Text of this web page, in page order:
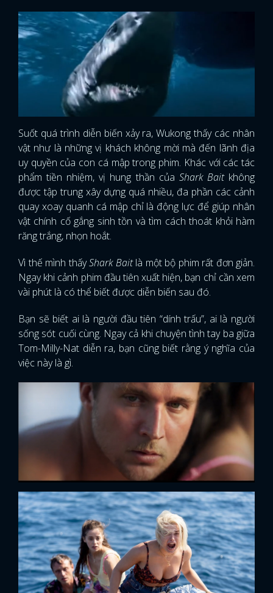
Suốt quá trình diễn biến xảy ra, Wukong thấy các nhân
vật như là những vị khách không mời mà đến lãnh địa
uy quyền của con cá mập trong phim. Khác với các tác
phẩm tiền nhiệm, vị hung thần của Shark Bait không
được tập trung xây dựng quá nhiều, đa phần các cảnh
quay xoay quanh cá mập chỉ là động lực để giúp nhân
vật chính cố gắng sinh tồn và tìm cách thoát khỏi hàm
răng trắng, nhọn hoắt.
Vì thế mình thấyShark Baitlà một bộ phim rất đơn giản.
Ngay khi cảnh phim đầu tiên xuất hiện, bạn chỉ cần xem
vài phút là có thể biết được diễn biến sau đó.
Bạn sẽ biết ai là người đầu tiên “dính trấu”, ai là người
sống sót cuối cùng. Ngay cả khi chuyện tình tay ba giữa
Tom-Milly-Nat diễn ra, bạn cũng biết rằng ý nghĩa của
việc này là gì.